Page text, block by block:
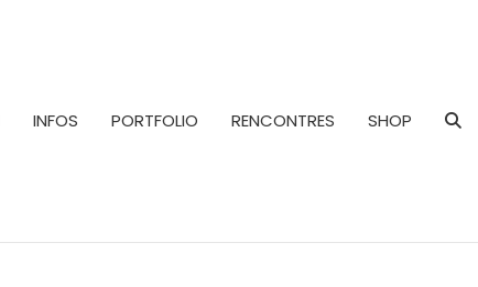
INFOS PORTFOLIO RENCONTRES SHOP